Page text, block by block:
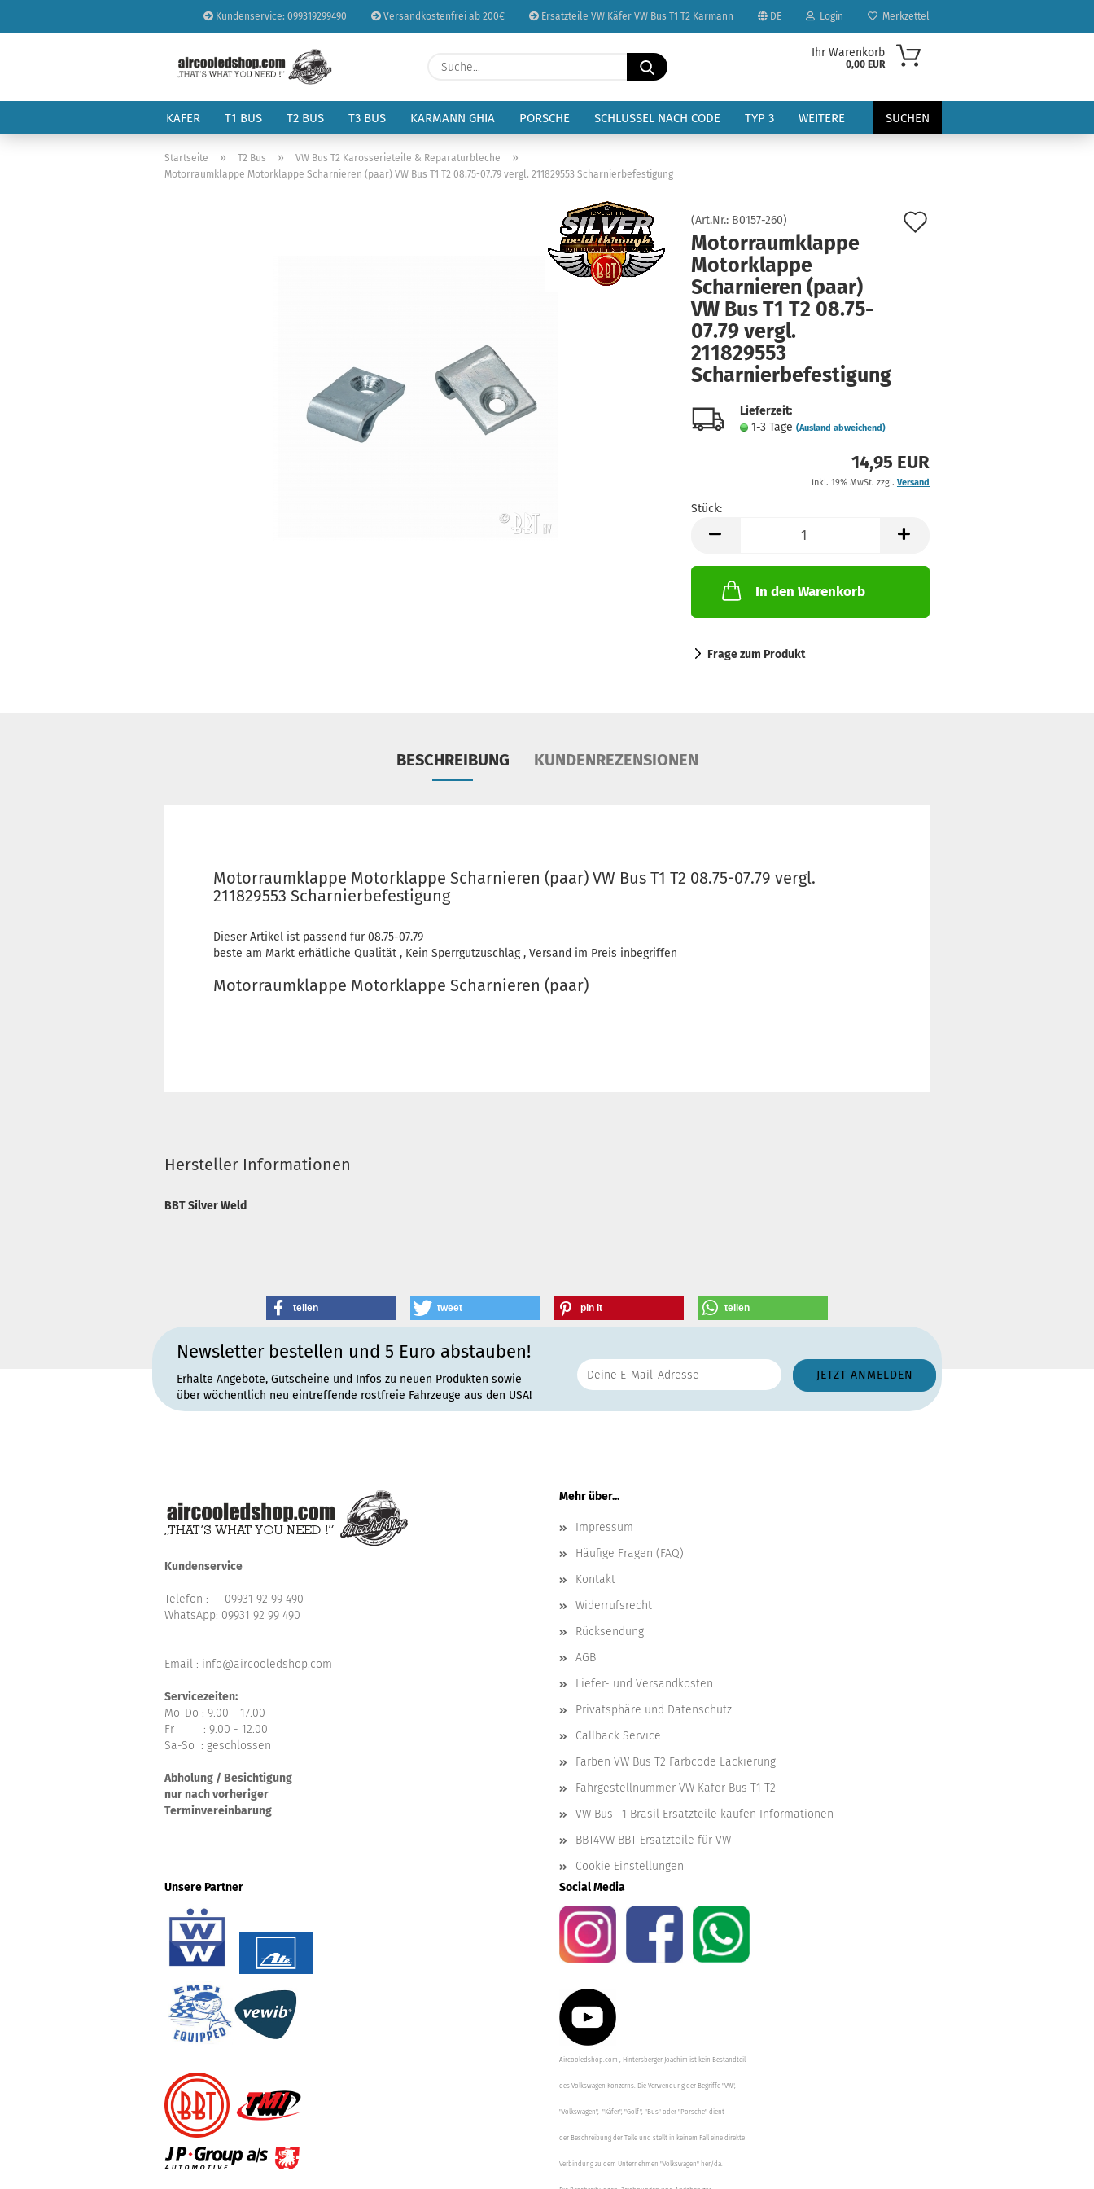
Kundenservice: 099319299490 Versandkostenfrei ab 200€ Ersatzteile VW Käfer VW Bus T1 T2 Karmann DE
Sprache auswählen
Lieferland
Login
Konto erstellen
Passwort vergessen?
Merkzettel
Suche...
Ihr Warenkorb
0,00 EUR
KÄFER T1 BUS T2 BUS T3 BUS KARMANN GHIA PORSCHE SCHLÜSSEL NACH CODE TYP 3 SUCHEN
WEITERE
Startseite » T2 Bus » VW Bus T2 Karosserieteile & Reparaturbleche »
Motorraumklappe Motorklappe Scharnieren (paar) VW Bus T1 T2 08.75-07.79 vergl. 211829553 Scharnierbefestigung
(Art.Nr.: B0157-260)
Motorraumklappe
Motorklappe
Scharnieren (paar)
VW Bus T1 T2 08.75-
07.79 vergl.
211829553
Scharnierbefestigung
Lieferzeit:
1-3 Tage (Ausland abweichend)
14,95 EUR
inkl. 19% MwSt. zzgl. Versand
Stück:
Stück
In den Warenkorb
Frage zum Produkt
BESCHREIBUNG KUNDENREZENSIONEN
Motorraumklappe Motorklappe Scharnieren (paar) VW Bus T1 T2 08.75-07.79 vergl.
211829553 Scharnierbefestigung
Dieser Artikel ist passend für 08.75-07.79
beste am Markt erhätliche Qualität , Kein Sperrgutzuschlag , Versand im Preis inbegriffen
Motorraumklappe Motorklappe Scharnieren (paar)
Hersteller Informationen
BBT Silver Weld
teilen tweet pin it teilen
Newsletter bestellen und 5 Euro abstauben!
Erhalte Angebote, Gutscheine und Infos zu neuen Produkten sowie
über wöchentlich neu eintreffende rostfreie Fahrzeuge aus den USA!
Kundenservice
Telefon : 09931 92 99 490
WhatsApp: 09931 92 99 490
Email : info@aircooledshop.com
Servicezeiten:
Mo-Do : 9.00 - 17.00
Fr : 9.00 - 12.00
Sa-So : geschlossen
Abholung / Besichtigung
nur nach vorheriger
Terminvereinbarung
Mehr über...
Impressum
Häufige Fragen (FAQ)
Kontakt
Widerrufsrecht
Rücksendung
AGB
Liefer- und Versandkosten
Privatsphäre und Datenschutz
Callback Service
Farben VW Bus T2 Farbcode Lackierung
Fahrgestellnummer VW Käfer Bus T1 T2
VW Bus T1 Brasil Ersatzteile kaufen Informationen
BBT4VW BBT Ersatzteile für VW
Cookie Einstellungen
Unsere Partner
Social Media
Aircooledshop.com , Hintersberger Joachim ist kein Bestandteil
des Volkswagen Konzerns. Die Verwendung der Begriffe "VW",
"Volkswagen", "Käfer", "Golf", "Bus" oder "Porsche" dient
der Beschreibung der Teile und stellt in keinem Fall eine direkte
Verbindung zu dem Unternehmen "Volkswagen" her/da.